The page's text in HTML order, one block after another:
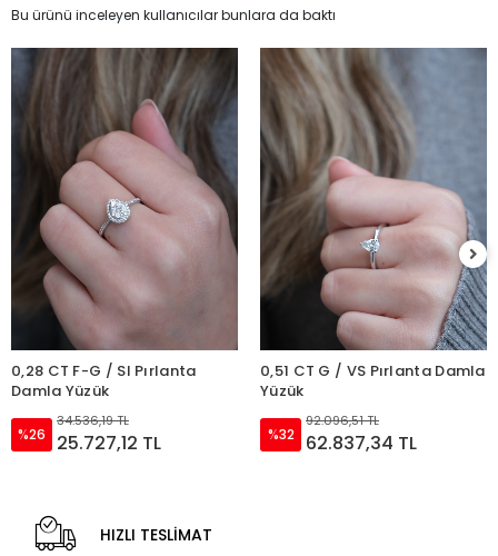
Bu ürünü inceleyen kullanıcılar bunlara da baktı
0,28 CT F-G / SI Pırlanta
Damla Yüzük
%26
34.536,19 TL
25.727,12 TL
0,51 CT G / VS Pırlanta Damla
Yüzük
%32
92.096,51 TL
62.837,34 TL
HIZLI TESLİMAT